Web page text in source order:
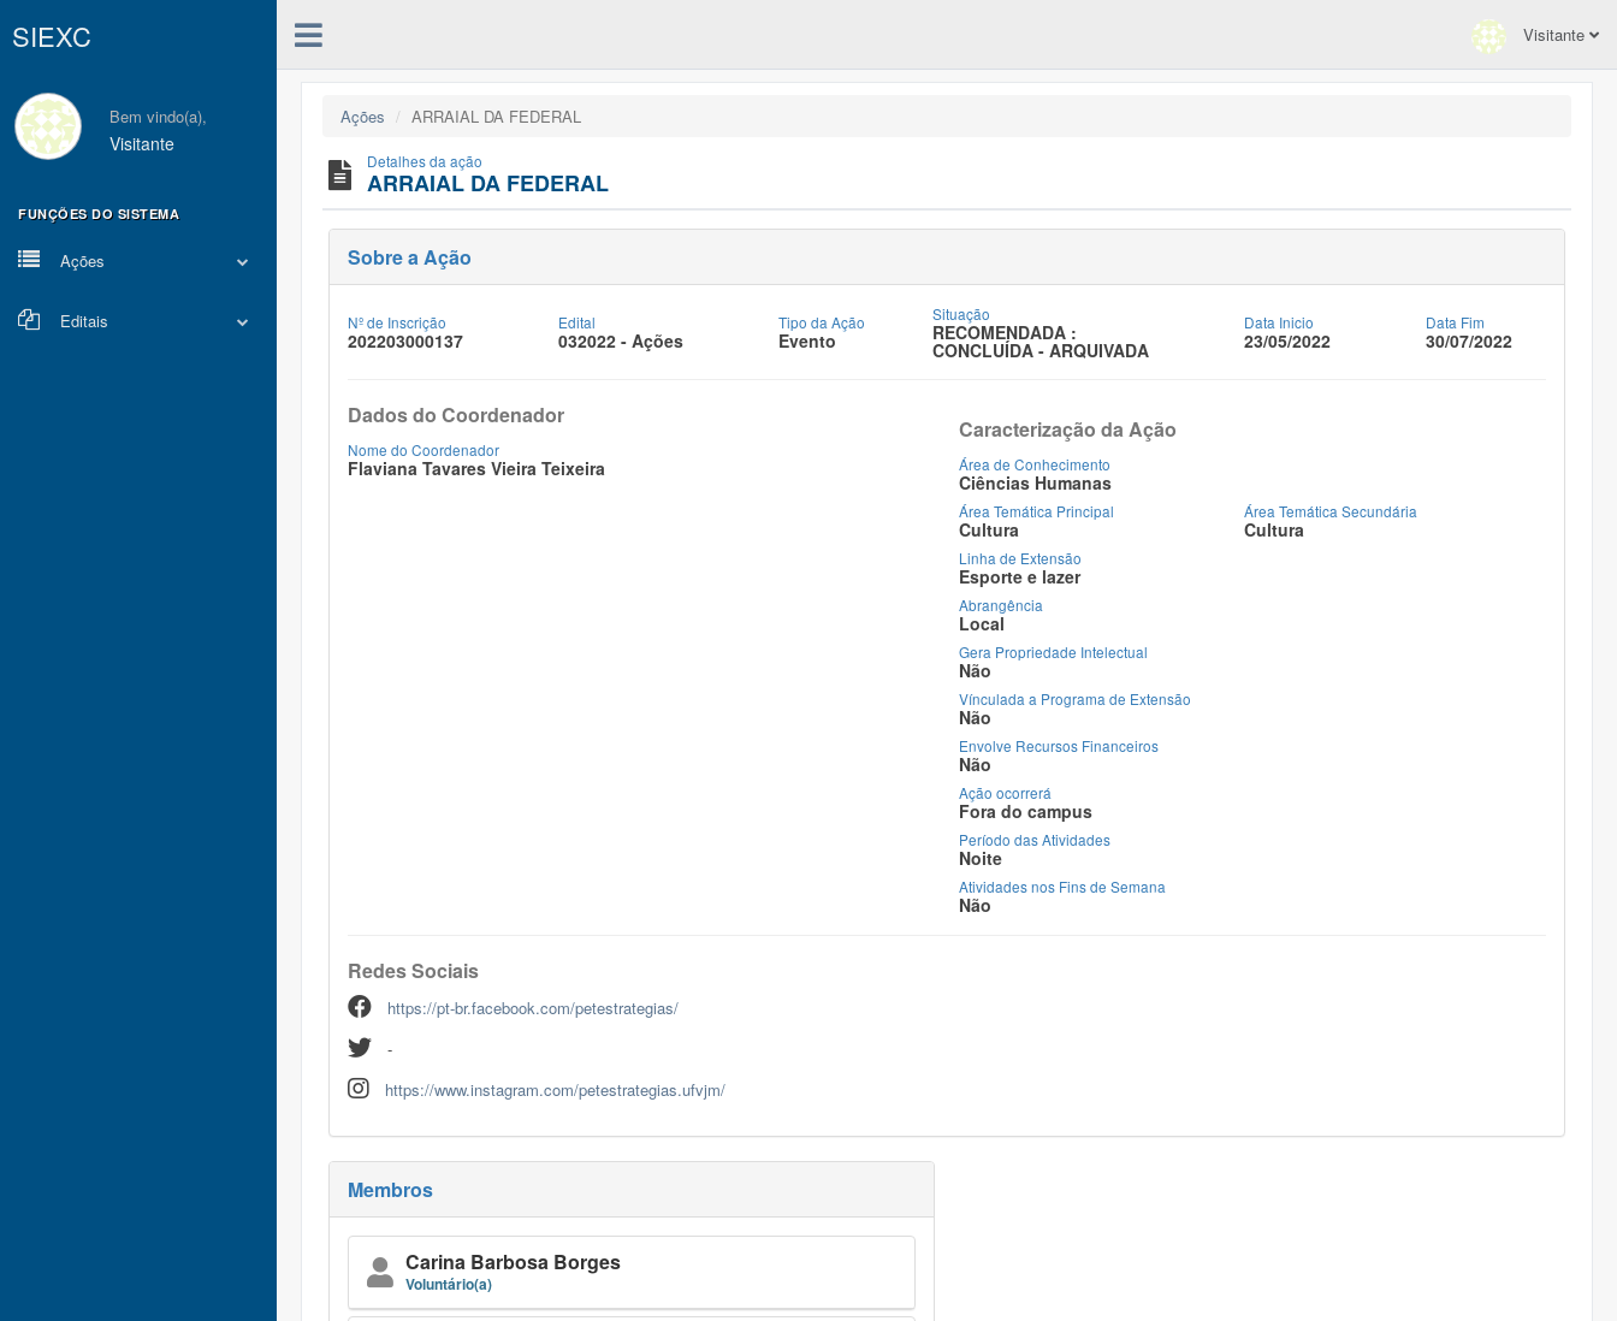
SIEXC
Bem vindo(a),
Visitante
FUNÇÕES DO SISTEMA
Ações
Editais
Visitante
Ações ARRAIAL DA FEDERAL
Detalhes da ação
ARRAIAL DA FEDERAL
Sobre a Ação
Nº de Inscrição
202203000137
Edital
032022 - Ações
Tipo da Ação
Evento
Situação
RECOMENDADA :
CONCLUÍDA - ARQUIVADA
Data Inicio
23/05/2022
Data Fim
30/07/2022
Dados do Coordenador
Nome do Coordenador
Flaviana Tavares Vieira Teixeira
Caracterização da Ação
Área de Conhecimento
Ciências Humanas
Área Temática Principal
Cultura
Área Temática Secundária
Cultura
Linha de Extensão
Esporte e lazer
Abrangência
Local
Gera Propriedade Intelectual
Não
Vínculada a Programa de Extensão
Não
Envolve Recursos Financeiros
Não
Ação ocorrerá
Fora do campus
Período das Atividades
Noite
Atividades nos Fins de Semana
Não
Redes Sociais
https://pt-br.facebook.com/petestrategias/
-
https://www.instagram.com/petestrategias.ufvjm/
Membros
Carina Barbosa Borges
Voluntário(a)